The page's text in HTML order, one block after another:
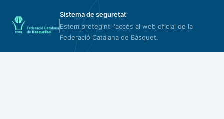
Sistema de seguretat
Estem protegint l'accés al web oficial de la
Federació Catalana de Bàsquet.